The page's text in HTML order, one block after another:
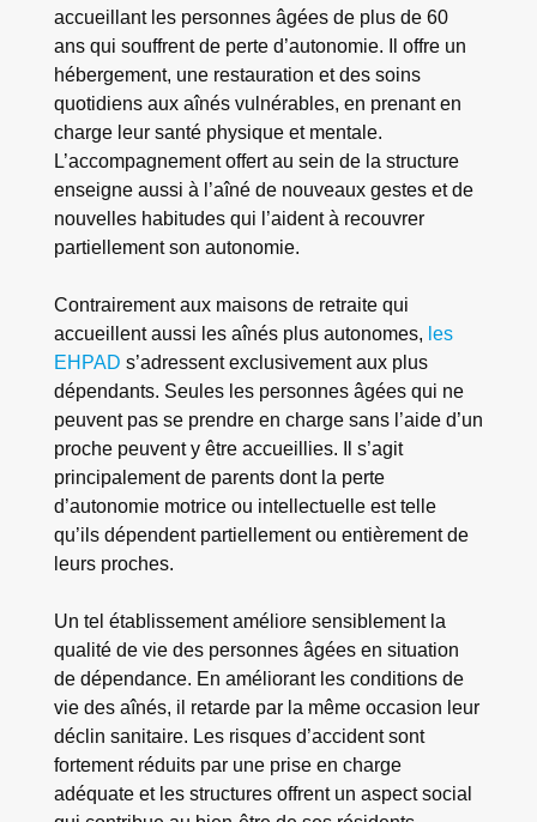
accueillant les personnes âgées de plus de 60
ans qui souffrent de perte d’autonomie. Il offre un
hébergement, une restauration et des soins
quotidiens aux aînés vulnérables, en prenant en
charge leur santé physique et mentale.
L’accompagnement offert au sein de la structure
enseigne aussi à l’aîné de nouveaux gestes et de
nouvelles habitudes qui l’aident à recouvrer
partiellement son autonomie.
Contrairement aux maisons de retraite qui
accueillent aussi les aînés plus autonomes, les
EHPAD s’adressent exclusivement aux plus
dépendants. Seules les personnes âgées qui ne
peuvent pas se prendre en charge sans l’aide d’un
proche peuvent y être accueillies. Il s’agit
principalement de parents dont la perte
d’autonomie motrice ou intellectuelle est telle
qu’ils dépendent partiellement ou entièrement de
leurs proches.
Un tel établissement améliore sensiblement la
qualité de vie des personnes âgées en situation
de dépendance. En améliorant les conditions de
vie des aînés, il retarde par la même occasion leur
déclin sanitaire. Les risques d’accident sont
fortement réduits par une prise en charge
adéquate et les structures offrent un aspect social